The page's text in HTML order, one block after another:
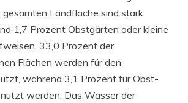
Landfläche sind stark
1,7 Prozent Obstgärten oder kleine
33,0 Prozent der
Flächen werden für den
während 3,1 Prozent für Obst-
werden. Das Wasser der